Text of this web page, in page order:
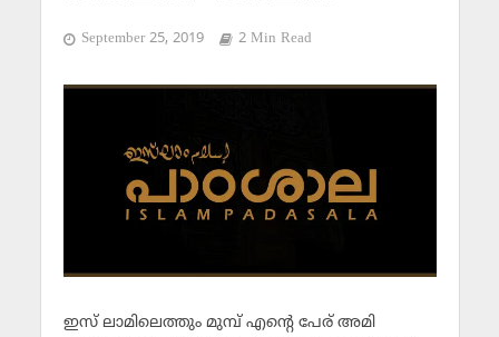
September 25, 2019 2 Min Read
ഇസ് ലാമിലെത്തും മുമ്പ് എന്റെ പേര് അമി